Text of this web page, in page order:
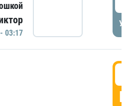
03:17